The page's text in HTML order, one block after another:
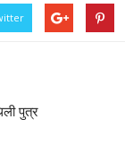
पुत्र